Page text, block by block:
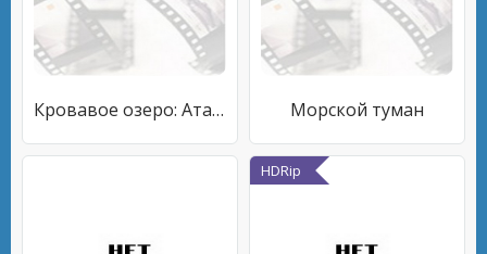
Кровавое озеро: Атака миног-убийц Морской туман
HDRip